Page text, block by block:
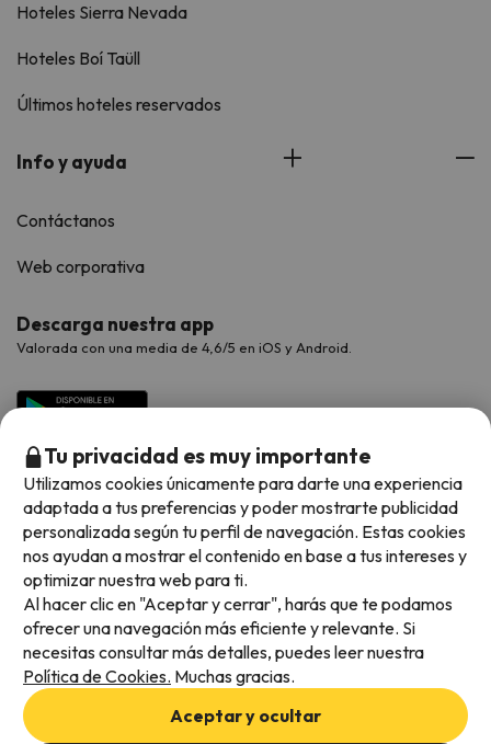
Hoteles Sierra Nevada
Hoteles Boí Taüll
Últimos hoteles reservados
Info y ayuda
Contáctanos
Web corporativa
Descarga nuestra app
Valorada con una media de 4,6/5 en iOS y Android.
Métodos de pago disponibles
Condiciones generales
Privacidad de datos
Tu privacidad es muy importante
Utilizamos cookies únicamente para darte una experiencia
adaptada a tus preferencias y poder mostrarte publicidad
personalizada según tu perfil de navegación. Estas cookies
nos ayudan a mostrar el contenido en base a tus intereses y
optimizar nuestra web para ti.
Al hacer clic en "Aceptar y cerrar", harás que te podamos
ofrecer una navegación más eficiente y relevante. Si
necesitas consultar más detalles, puedes leer nuestra
Política de Cookies. Muchas gracias.
Aceptar y ocultar